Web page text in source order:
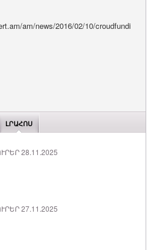
am/news/2016/02/10/croudfundi
ԼՐԱՀՈՍ
28.11.2025
27.11.2025